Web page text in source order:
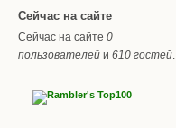
Сейчас на сайте
Сейчас на сайте 0
пользователей и 610 гостей.